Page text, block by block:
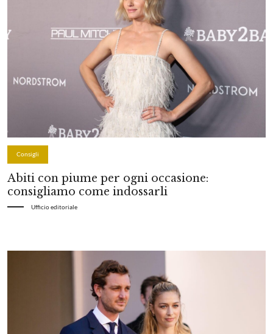
Consigli
Abiti con piume per ogni occasione:
consigliamo come indossarli
Ufficio editoriale